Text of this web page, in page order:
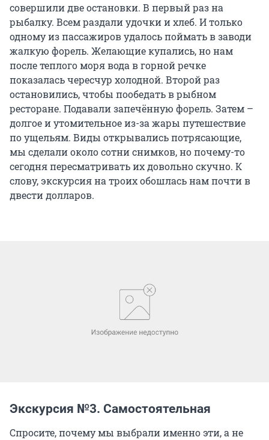
совершили две остановки. В первый раз на
рыбалку. Всем раздали удочки и хлеб. И только
одному из пассажиров удалось поймать в заводи
жалкую форель. Желающие купались, но нам
после теплого моря вода в горной речке
показалась чересчур холодной. Второй раз
остановились, чтобы пообедать в рыбном
ресторане. Подавали запечённую форель. Затем –
долгое и утомительное из-за жары путешествие
по ущельям. Виды открывались потрясающие,
мы сделали около сотни снимков, но почему-то
сегодня пересматривать их довольно скучно. К
слову, экскурсия на троих обошлась нам почти в
двести долларов.
Экскурсия №3. Самостоятельная
Спросите, почему мы выбрали именно эти, а не